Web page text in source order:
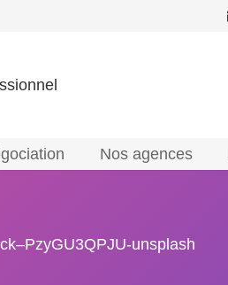
Nos agences
unsplash